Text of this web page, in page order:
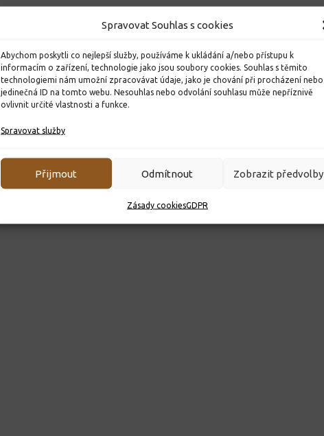
Spravovat Souhlas s cookies
Abychom poskytli co nejlepší služby, používáme k ukládání a/nebo přístupu k
informacím o zařízení, technologie jako jsou soubory cookies. Souhlas s těmito
technologiemi nám umožní zpracovávat údaje, jako je chování při procházení nebo
jedinečná ID na tomto webu. Nesouhlas nebo odvolání souhlasu může nepříznivě
ovlivnit určité vlastnosti a funkce.
Spravovat služby
Přijmout Odmítnout Zobrazit předvolby
Zásady cookiesGDPR